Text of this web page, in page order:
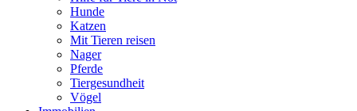
Hunde
Katzen
Mit Tieren reisen
Nager
Pferde
Tiergesundheit
Vögel